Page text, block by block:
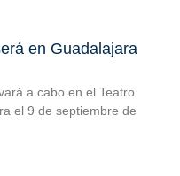
en Guadalajara
a cabo en el Teatro
el 9 de septiembre de